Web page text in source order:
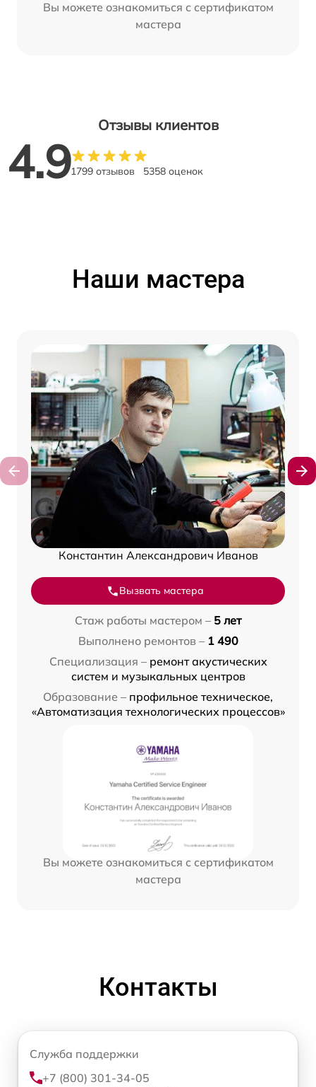
Вы можете ознакомиться с сертификатом
мастера
Отзывы клиентов
4.91799 отзывов 5358 оценок
Наши мастера
Константин Александрович Иванов
Вызвать мастера
Стаж работы мастером – 5 лет
Выполнено ремонтов – 1 490
Специализация – ремонт акустических
систем и музыкальных центров
Образование – профильное техническое,
«Автоматизация технологических процессов»
Вы можете ознакомиться с сертификатом
мастера
Контакты
Служба поддержки
+7 (800) 301-34-05